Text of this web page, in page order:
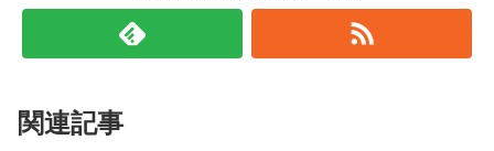
関連記事